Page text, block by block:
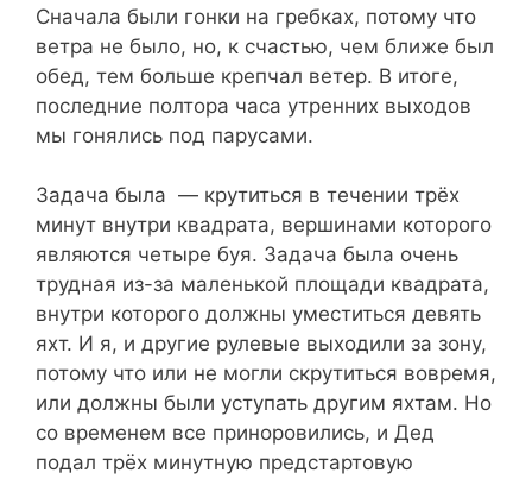
Сначала были гонки на гребках, потому что
ветра не было, но, к счастью, чем ближе был
обед, тем больше крепчал ветер. В итоге,
последние полтора часа утренних выходов
мы гонялись под парусами.
Задача была — крутиться в течении трёх
минут внутри квадрата, вершинами которого
являются четыре буя. Задача была очень
трудная из-за маленькой площади квадрата,
внутри которого должны уместиться девять
яхт. И я, и другие рулевые выходили за зону,
потому что или не могли скрутиться вовремя,
или должны были уступать другим яхтам. Но
со временем все приноровились, и Дед
подал трёх минутную предстартовую